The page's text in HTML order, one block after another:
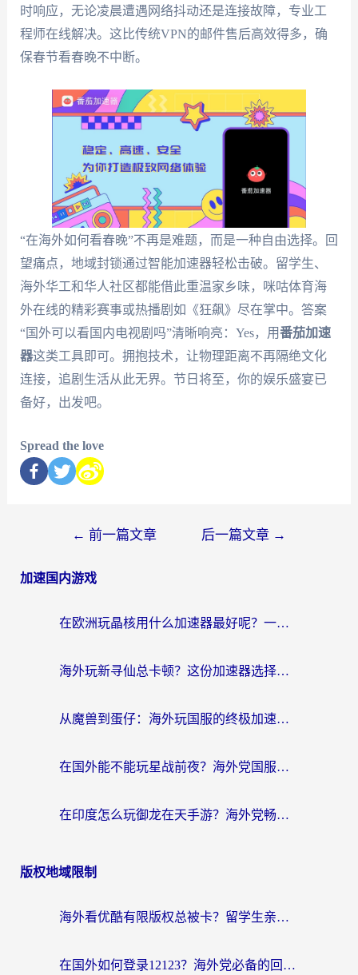
时响应，无论凌晨遭遇网络抖动还是连接故障，专业工
程师在线解决。这比传统VPN的邮件售后高效得多，确
保春节看春晚不中断。
“在海外如何看春晚”不再是难题，而是一种自由选择。回
望痛点，地域封锁通过智能加速器轻松击破。留学生、
海外华工和华人社区都能借此重温家乡味，咪咕体育海
外在线的精彩赛事或热播剧如《狂飙》尽在掌中。答案
“国外可以看国内电视剧吗”清晰响亮：Yes，用番茄加速
器这类工具即可。拥抱技术，让物理距离不再隔绝文化
连接，追剧生活从此无界。节日将至，你的娱乐盛宴已
备好，出发吧。
Spread the love
← 前一篇文章 后一篇文章 →
加速国内游戏
在欧洲玩晶核用什么加速器最好呢？一个老玩家的真心话
海外玩新寻仙总卡顿？这份加速器选择指南让你秒回国服流畅体验
从魔兽到蛋仔：海外玩国服的终极加速指南，找到你的专属高速通道
在国外能不能玩星战前夜？海外党国服游戏不卡顿的秘密武器在这里
在印度怎么玩御龙在天手游？海外党畅玩国服的终极生存指南
版权地域限制
海外看优酷有限版权总被卡？留学生亲测有效的回国加速器选择指南
在国外如何登录12123？海外党必备的回国加速实用指南